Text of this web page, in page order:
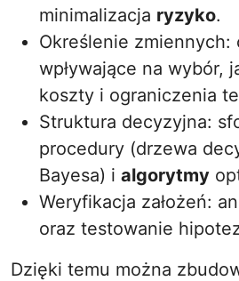
minimalizacja ryzyko.
Określenie zmiennych:
wpływające na wybór,
koszty i ograniczenia
Struktura decyzyjna:
procedury (drzewa
Bayesa) i algorytmy
Weryfikacja założeń:
oraz testowanie
Dzięki temu można